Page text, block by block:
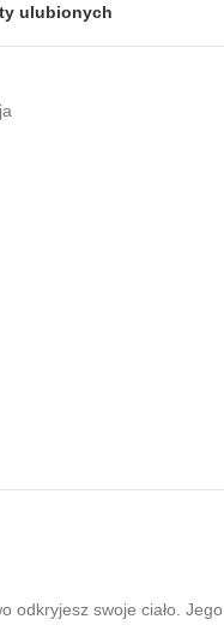
ulubionych
swoje ciało.